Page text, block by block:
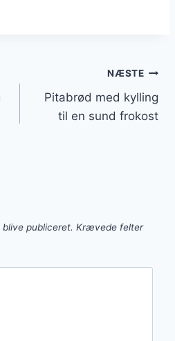
NÆSTE
Pitabrød med kylling
til en sund frokost
publiceret. Krævede felter